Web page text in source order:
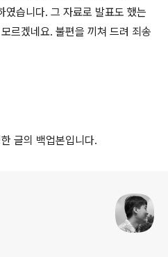
습니다. 그 자료로 발표도 했는
르겠네요. 불편을 끼쳐 드려 죄송
글의 백업본입니다.